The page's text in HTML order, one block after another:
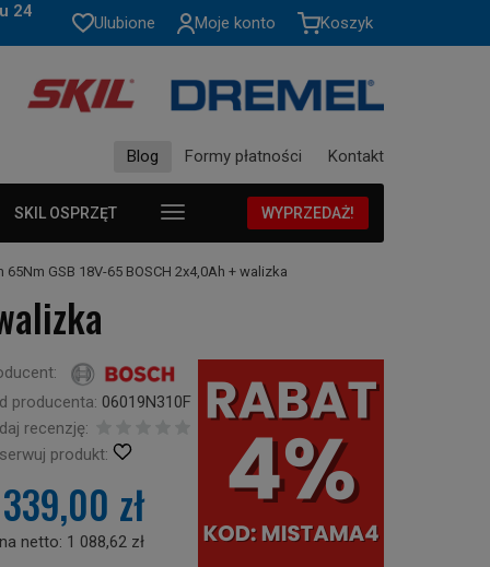
24
Ulubione Moje konto Koszyk
Blog Formy płatności Kontakt
SKIL OSPRZĘT WYPRZEDAŻ!
GSB 18V-65 BOSCH 2x4,0Ah + walizka
producenta: 06019N310F
recenzję:
produkt:
zł
netto: 1 088,62 zł